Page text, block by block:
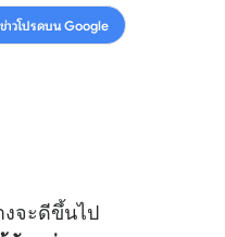
าวโปรดบน Google
จะดีขึ้นไป